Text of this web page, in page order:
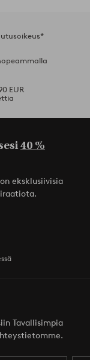
EUR
40 %
eksklusiivisia
Tavallisimpia